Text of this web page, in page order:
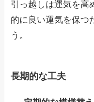
引っ越しは運気を高
的に良い運気を保つ
う。
長期的な工夫